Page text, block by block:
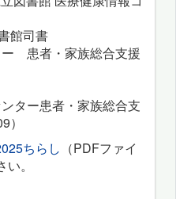
司書
患者・家族総合支援
ー患者・家族総合支
ちらし （PDFファイ
。